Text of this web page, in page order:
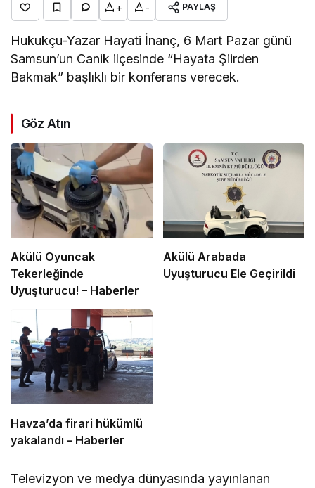
+ - PAYLAŞ
Hukukçu-Yazar Hayati İnanç, 6 Mart Pazar günü
Samsun’un Canik ilçesinde “Hayata Şiirden
Bakmak” başlıklı bir konferans verecek.
Göz Atın
Akülü Oyuncak
Tekerleğinde
Uyuşturucu! – Haberler
Akülü Arabada
Uyuşturucu Ele Geçirildi
Havza’da firari hükümlü
yakalandı – Haberler
Televizyon ve medya dünyasında yayınlanan